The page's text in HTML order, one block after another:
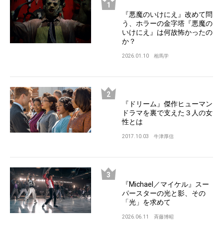
『悪魔のいけにえ』改めて問
う、ホラーの金字塔『悪魔の
いけにえ』は何故怖かったの
か？
2026.01.10 相馬学
『ドリーム』傑作ヒューマン
ドラマを裏で支えた３人の女
性とは
2017.10.03 牛津厚信
『Michael／マイケル』スー
パースターの光と影、その
「光」を求めて
2026.06.11 斉藤博昭